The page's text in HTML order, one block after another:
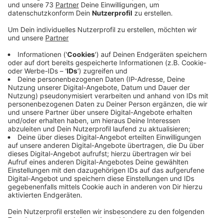
Veröffentlicht:Mittwoch, 09.12.2020 16:28
Anzeige
Vorverhandlungen mit der Stadt laufen
Anzeige
Und da sieht es gut aus: Die dritte Elternbefragung hat
gezeigt, dass der Trägerverein in den ersten drei
Jahren mit insgesamt rund 150 Anmeldungen rechnen
kann. Außerdem sind die betroffenen Eltern bereit,
sich auch finanziell zu beteiligen. Sie wollen im
Durchschnitt pro Monat etwa 80 Euro spenden. Die
private Gesamtschule möchte in das Gebäude der